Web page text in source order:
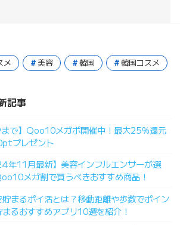
メ 美容 韓国 韓国コスメ
記事
まで】Qoo10メガポ開催中！最大25%還元
プレゼント
年11月最新】美容インフルエンサーが選
メガ割で買うべきおすすめ商品！
まるポイ活とは？移動距離や歩数でポイン
まるおすすめアプリ10選を紹介！